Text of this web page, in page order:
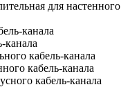
для настенного
канала
канала
кабель-канала
кабель-канала
кабель-канала